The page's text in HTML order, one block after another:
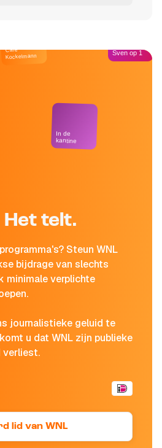
telt.
Steun WNL
bijdrage van slechts
minimale verplichte
journalistieke geluid te
u dat WNL zijn publieke
verliest.
lid van WNL
Café
Kockelmann
In de
kantine
Sven op 1